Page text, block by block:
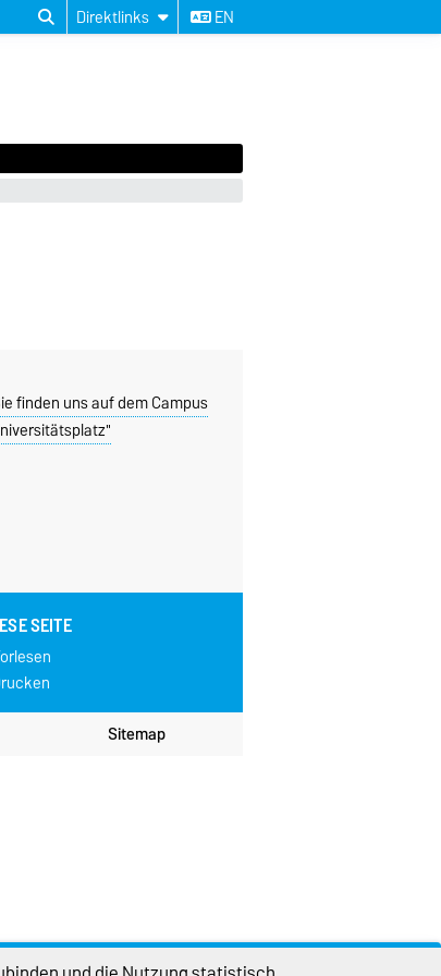
Direktlinks EN
finden uns auf dem Campus
SEITE
Sitemap